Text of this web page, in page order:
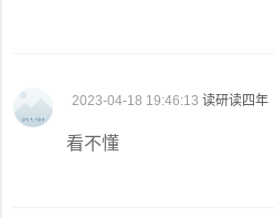
2023-04-18 19:46:13 读研读四年
看不懂